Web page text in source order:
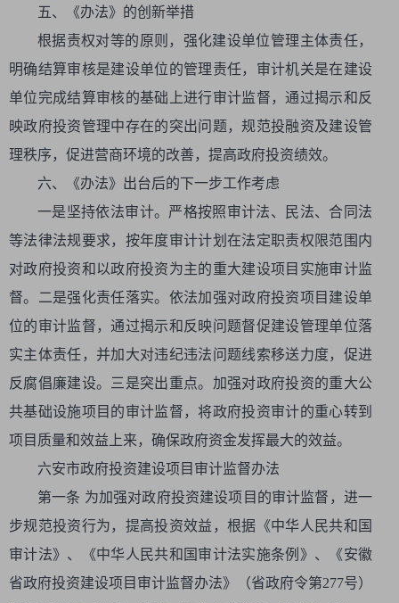
五、《办法》的创新举措
根据责权对等的原则，强化建设单位管理主体责任，
明确结算审核是建设单位的管理责任，审计机关是在建设
单位完成结算审核的基础上进行审计监督，通过揭示和反
映政府投资管理中存在的突出问题，规范投融资及建设管
理秩序，促进营商环境的改善，提高政府投资绩效。
六、《办法》出台后的下一步工作考虑
一是坚持依法审计。严格按照审计法、民法、合同法
等法律法规要求，按年度审计计划在法定职责权限范围内
对政府投资和以政府投资为主的重大建设项目实施审计监
督。二是强化责任落实。依法加强对政府投资项目建设单
位的审计监督，通过揭示和反映问题督促建设管理单位落
实主体责任，并加大对违纪违法问题线索移送力度，促进
反腐倡廉建设。三是突出重点。加强对政府投资的重大公
共基础设施项目的审计监督，将政府投资审计的重心转到
项目质量和效益上来，确保政府资金发挥最大的效益。
六安市政府投资建设项目审计监督办法
第一条 为加强对政府投资建设项目的审计监督，进一
步规范投资行为，提高投资效益，根据《中华人民共和国
审计法》、《中华人民共和国审计法实施条例》、《安徽
省政府投资建设项目审计监督办法》（省政府令第277号）